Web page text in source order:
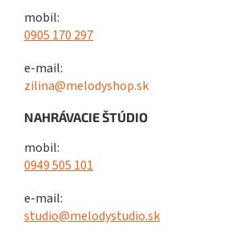
mobil:
0905 170 297
e-mail:
zilina@melodyshop.sk
NAHRÁVACIE ŠTÚDIO
mobil:
0949 505 101
e-mail:
studio@melodystudio.sk